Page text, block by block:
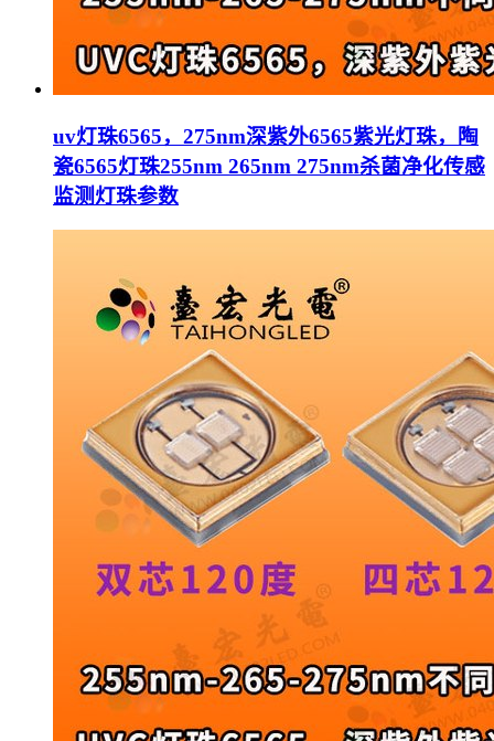
uv灯珠6565，275nm深紫外6565紫光灯珠，陶
瓷6565灯珠255nm 265nm 275nm杀菌净化传感
监测灯珠参数